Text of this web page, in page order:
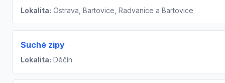
Lokalita: Ostrava, Bartovice, Radvanice a Bartovice
Suché zipy
Lokalita: Děčín